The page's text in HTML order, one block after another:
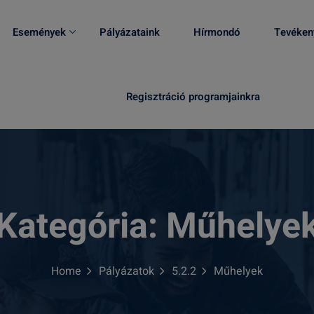
Események Pályázataink Hírmondó
Regisztráció programjainkra
Home Pályázatok 5.2.2 Műhelyek